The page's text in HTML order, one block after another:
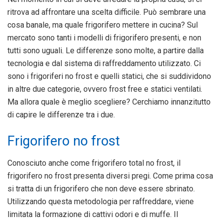
ritrova ad affrontare una scelta difficile. Può sembrare una
cosa banale, ma quale frigorifero mettere in cucina? Sul
mercato sono tanti i modelli di frigorifero presenti, e non
tutti sono uguali. Le differenze sono molte, a partire dalla
tecnologia e dal sistema di raffreddamento utilizzato. Ci
sono i frigoriferi no frost e quelli statici, che si suddividono
in altre due categorie, ovvero frost free e statici ventilati.
Ma allora quale è meglio scegliere? Cerchiamo innanzitutto
di capire le differenze tra i due.
Frigorifero no frost
Conosciuto anche come frigorifero total no frost, il
frigorifero no frost presenta diversi pregi. Come prima cosa
si tratta di un frigorifero che non deve essere sbrinato.
Utilizzando questa metodologia per raffreddare, viene
limitata la formazione di cattivi odori e di muffe. Il